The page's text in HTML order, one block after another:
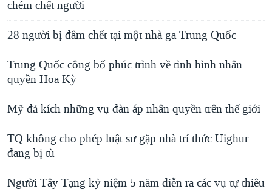
chém chết người
28 người bị đâm chết tại một nhà ga Trung Quốc
Trung Quốc công bố phúc trình về tình hình nhân
quyền Hoa Kỳ
Mỹ đả kích những vụ đàn áp nhân quyền trên thế giới
TQ không cho phép luật sư gặp nhà trí thức Uighur
đang bị tù
Người Tây Tạng kỷ niệm 5 năm diễn ra các vụ tự thiêu